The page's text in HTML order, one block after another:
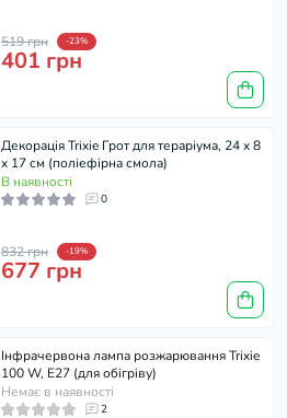
519 грн -23%
401 грн
Декорація Trixie Грот для тераріума, 24 x 8
x 17 см (поліефірна смола)
В наявності
0
832 грн -19%
677 грн
Інфрачервона лампа розжарювання Trixie
100 W, E27 (для обігріву)
Немає в наявності
2